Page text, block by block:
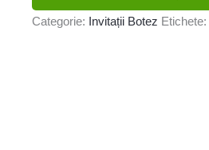
Categorie: Invitații Botez Etichete: